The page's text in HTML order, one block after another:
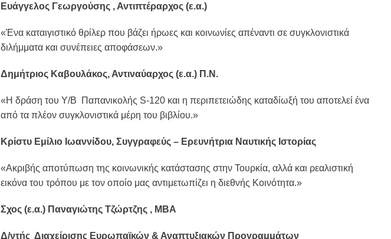
Ευάγγελος Γεωργούσης , Αντιπτέραρχος (ε.α.)
«Ένα καταιγιστικό θρίλερ που βάζει ήρωες και κοινωνίες απέναντι σε συγκλονιστικά
διλήμματα και συνέπειες αποφάσεων.»
Δημήτριος Καβουλάκος, Αντιναύαρχος (ε.α.) Π.Ν.
«Η δράση του Υ/Β Παπανικολής S-120 και η περιπετειώδης καταδίωξή του αποτελεί ένα
από τα πλέον συγκλονιστικά μέρη του βιβλίου.»
Κρίστυ Εμίλιο Ιωαννίδου, Συγγραφεύς – Ερευνήτρια Ναυτικής Ιστορίας
«Ακριβής αποτύπωση της κοινωνικής κατάστασης στην Τουρκία, αλλά και ρεαλιστική
εικόνα του τρόπου με τον οποίο μας αντιμετωπίζει η διεθνής Κοινότητα.»
Σχος (ε.α.) Παναγιώτης Τζώρτζης , MBA
Δ/ντής Διαχείρισης Ευρωπαϊκών & Αναπτυξιακών Προγραμμάτων